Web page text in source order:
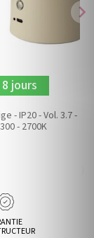
chevron_right
jours
- Vol. 3.7 -
garantie - Lumen 300 - 2700K